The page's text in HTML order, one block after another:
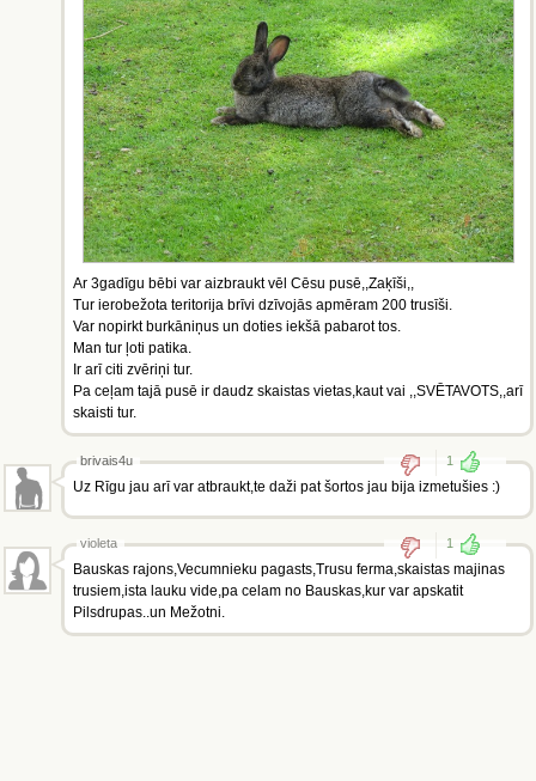
Ar 3gadīgu bēbi var aizbraukt vēl Cēsu pusē,,Zaķīši,,
Tur ierobežota teritorija brīvi dzīvojās apmēram 200 trusīši.
Var nopirkt burkāniņus un doties iekšā pabarot tos.
Man tur ļoti patika.
Ir arī citi zvēriņi tur.
Pa ceļam tajā pusē ir daudz skaistas vietas,kaut vai ,,SVĒTAVOTS,,arī
skaisti tur.
brivais4u 1
Uz Rīgu jau arī var atbraukt,te daži pat šortos jau bija izmetušies :)
violeta 1
Bauskas rajons,Vecumnieku pagasts,Trusu ferma,skaistas majinas
trusiem,ista lauku vide,pa celam no Bauskas,kur var apskatit
Pilsdrupas..un Mežotni.